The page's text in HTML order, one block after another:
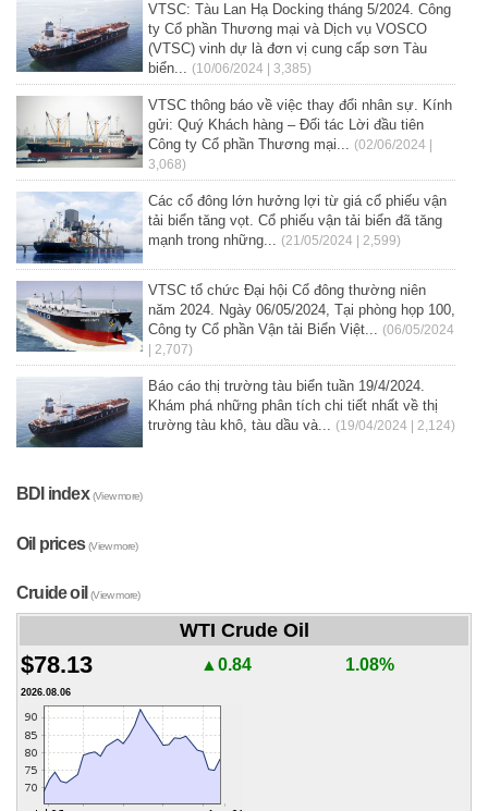
VTSC: Tàu Lan Hạ Docking tháng 5/2024. Công
ty Cổ phần Thương mại và Dịch vụ VOSCO
(VTSC) vinh dự là đơn vị cung cấp sơn Tàu
biển... (10/06/2024 | 3,385)
VTSC thông báo về việc thay đổi nhân sự. Kính
gửi: Quý Khách hàng – Đối tác Lời đầu tiên
Công ty Cổ phần Thương mại... (02/06/2024 |
3,068)
Các cổ đông lớn hưởng lợi từ giá cổ phiếu vận
tải biển tăng vọt. Cổ phiếu vận tải biển đã tăng
mạnh trong những... (21/05/2024 | 2,599)
VTSC tổ chức Đại hội Cổ đông thường niên
năm 2024. Ngày 06/05/2024, Tại phòng họp 100,
Công ty Cổ phần Vận tải Biển Việt...
(06/05/2024
| 2,707)
Báo cáo thị trường tàu biển tuần 19/4/2024.
Khám phá những phân tích chi tiết nhất về thị
trường tàu khô, tàu dầu và...
(19/04/2024 | 2,124)
BDI index(View more)
Oil prices(View more)
Cruide oil(View more)
WTI Crude Oil
$78.13 ▲0.84 1.08%
2026.08.06